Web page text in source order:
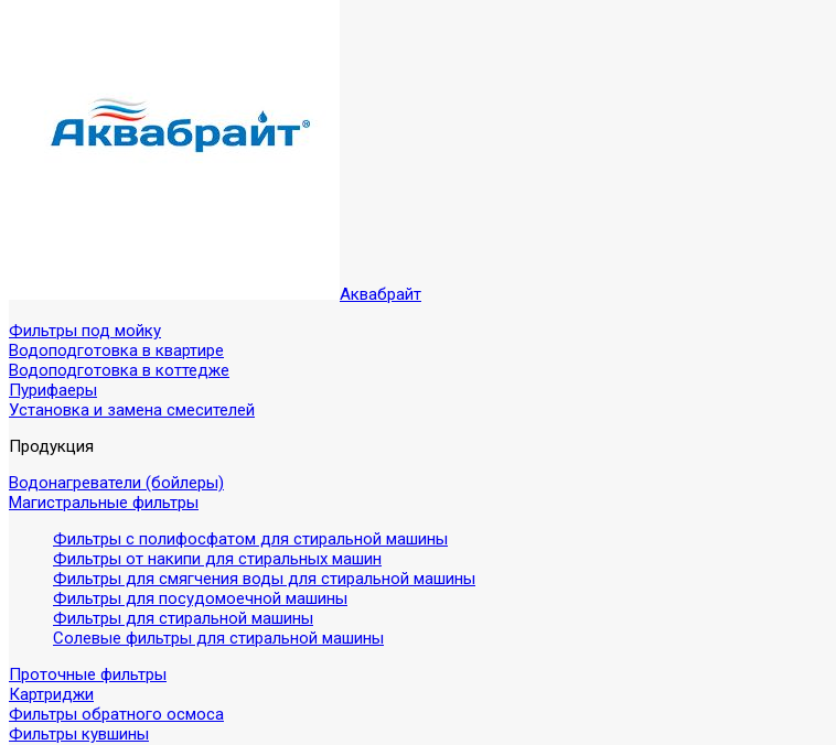
Аквабрайт
Фильтры под мойку
Водоподготовка в квартире
Водоподготовка в коттедже
Пурифаеры
Установка и замена смесителей
Продукция
Водонагреватели (бойлеры)
Магистральные фильтры
Фильтры с полифосфатом для стиральной машины
Фильтры от накипи для стиральных машин
Фильтры для смягчения воды для стиральной машины
Фильтры для посудомоечной машины
Фильтры для стиральной машины
Солевые фильтры для стиральной машины
Проточные фильтры
Картриджи
Фильтры обратного осмоса
Фильтры кувшины